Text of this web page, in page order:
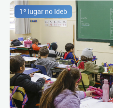
1º lugar no Ideb